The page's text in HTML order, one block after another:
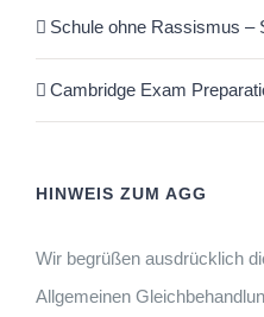
Schule ohne Rassismus –
Cambridge Exam
HINWEIS ZUM AGG
Wir begrüßen ausdrücklich
Allgemeinen